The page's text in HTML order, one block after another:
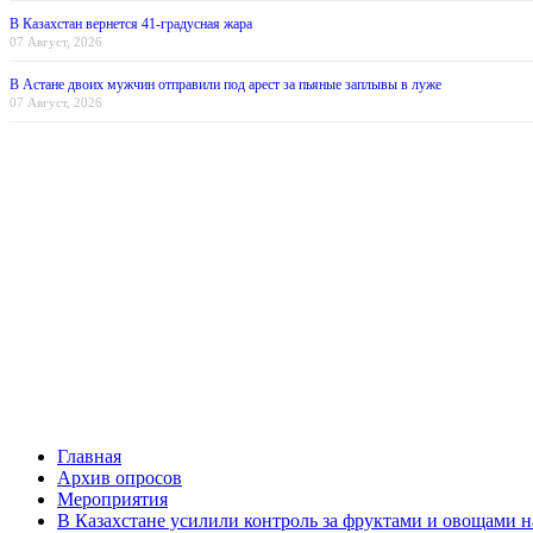
В Казахстан вернется 41-градусная жара
07 Август, 2026
В Астане двоих мужчин отправили под арест за пьяные заплывы в луже
07 Август, 2026
Главная
Архив опросов
Мероприятия
В Казахстане усилили контроль за фруктами и овощами